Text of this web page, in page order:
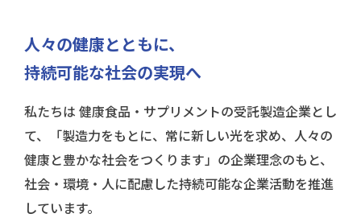
人々の健康とともに、
持続可能な社会の実現へ
私たちは 健康食品・サプリメントの受託製造企業とし
て、「製造力をもとに、常に新しい光を求め、人々の
健康と豊かな社会をつくります」の企業理念のもと、
社会・環境・人に配慮した持続可能な企業活動を推進
しています。